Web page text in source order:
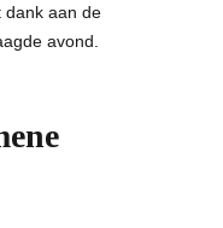
dank aan de
avond.